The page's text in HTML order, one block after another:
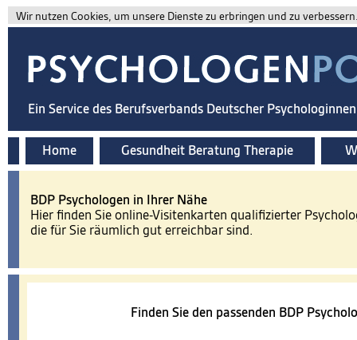
Wir nutzen Cookies, um unsere Dienste zu erbringen und zu
Ein Service des Berufsverbands Deutscher
Home Gesundheit Beratung Therapie
BDP Psychologen in Ihrer Nähe
Hier finden Sie online-Visitenkarten qualifizierter
die für Sie räumlich gut erreichbar sind.
Finden Sie den passenden BDP